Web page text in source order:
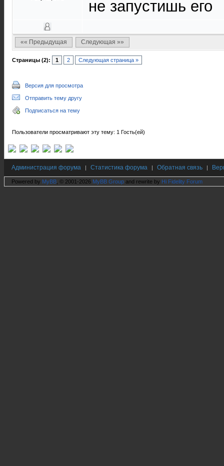
не запустишь его
«« Предыдущая Следующая »»
Страницы (2): 1 2 Следующая страница »
Версия для просмотра
Отправить тему другу
Подписаться на тему
Пользователи просматривают эту тему: 1 Гость(ей)
Администрация форума | Статистика форума | Обратная связь |
Powered by MyBB , © 2001-2026 MyBB Group and rewrite by Hi Fidelity Forum